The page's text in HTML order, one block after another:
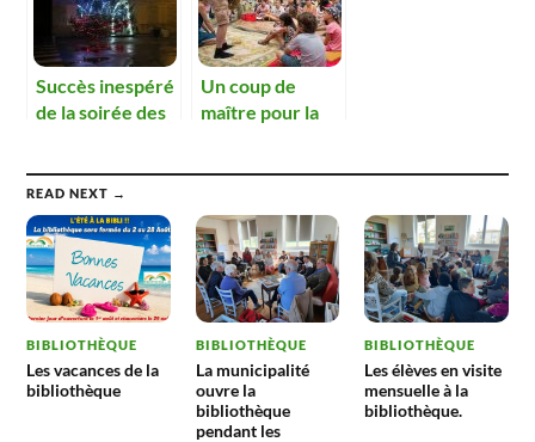
Succès inespéré
de la soirée des
Un coup de
maître pour la
READ NEXT →
BIBLIOTHÈQUE
Les vacances de la
bibliothèque
BIBLIOTHÈQUE
La municipalité
ouvre la
bibliothèque
pendant les
BIBLIOTHÈQUE
Les élèves en visite
mensuelle à la
bibliothèque.